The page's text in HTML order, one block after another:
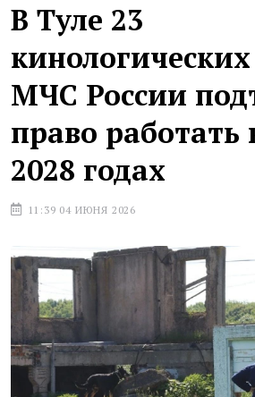
В Туле 23
МЧС России
право работать
2028 годах
11:39 04 ИЮНЯ 2026